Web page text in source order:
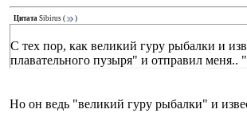
Цитата Sibirus ( )
С тех пор, как великий гуру рыбалки и
плавательного пузыря" и отправил меня..
Но он ведь "великий гуру рыбалки" и